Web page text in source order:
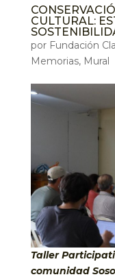
CULTURAL:
por Fundación
Memorias, Mural
Taller
comunidad